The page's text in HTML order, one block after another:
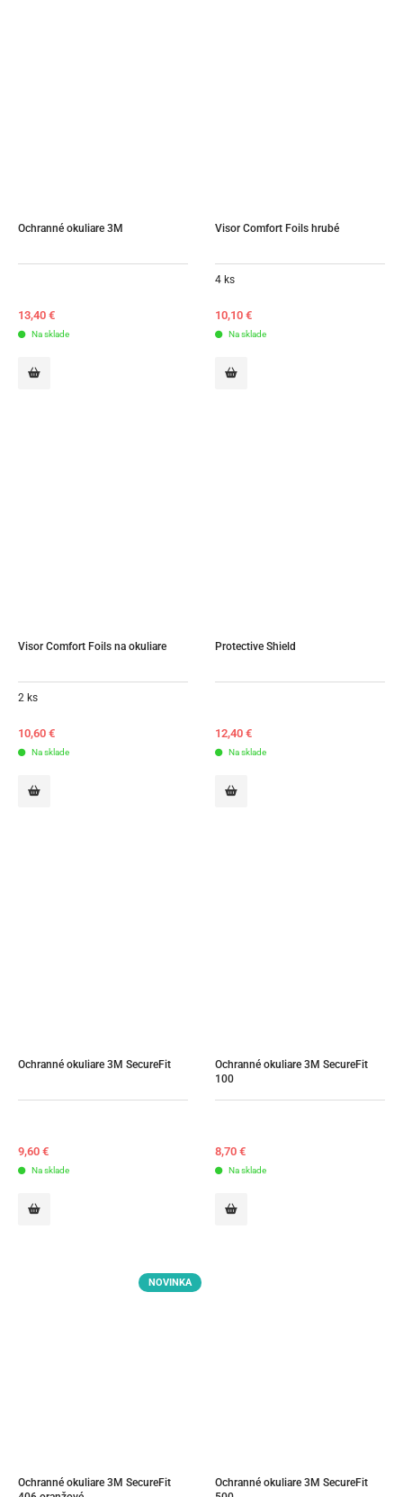
Ochranné okuliare 3M
13,40 €
Na sklade
Visor Comfort Foils hrubé
4 ks
10,10 €
Na sklade
Visor Comfort Foils na okuliare
2 ks
10,60 €
Na sklade
Protective Shield
12,40 €
Na sklade
Ochranné okuliare 3M SecureFit
9,60 €
Na sklade
Ochranné okuliare 3M SecureFit
100
8,70 €
Na sklade
NOVINKA
Ochranné okuliare 3M SecureFit
Ochranné okuliare 3M SecureFit